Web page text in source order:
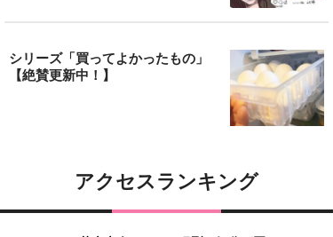
シリーズ「買ってよかったもの」
【絶賛更新中！】
アクセスランキング